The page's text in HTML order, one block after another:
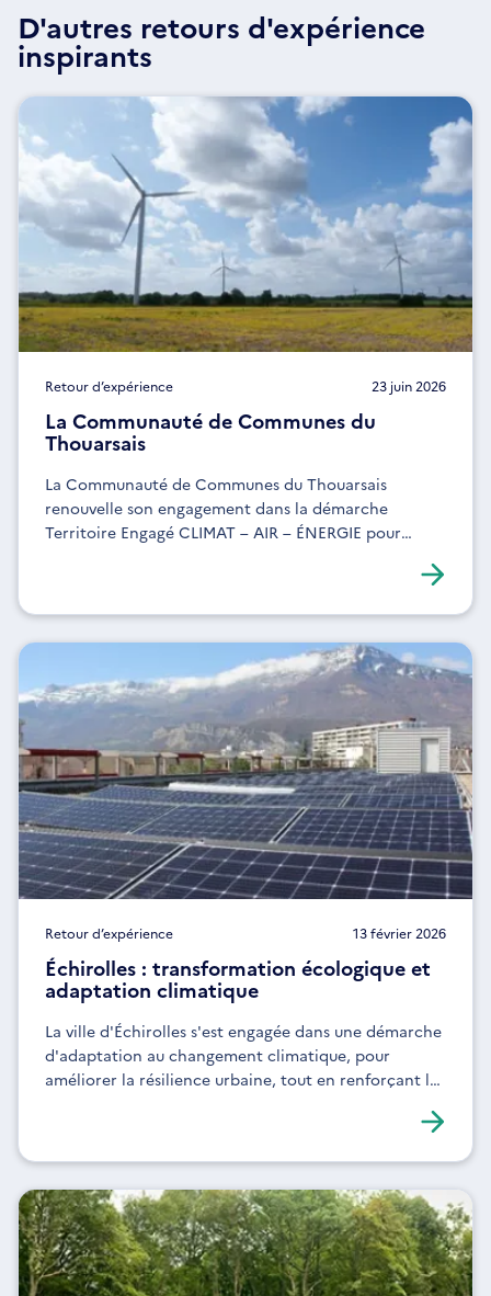
D'autres retours d'expérience
inspirants
Retour d’expérience 23 juin 2026
La Communauté de Communes du
Thouarsais
La Communauté de Communes du Thouarsais
renouvelle son engagement dans la démarche
Territoire Engagé CLIMAT – AIR – ÉNERGIE pour
exemplarité interne et la mobilisation de ses services.
Retour d’expérience 13 février 2026
Échirolles : transformation écologique et
adaptation climatique
La ville d'Échirolles s'est engagée dans une démarche
d'adaptation au changement climatique, pour
améliorer la résilience urbaine, tout en renforçant la